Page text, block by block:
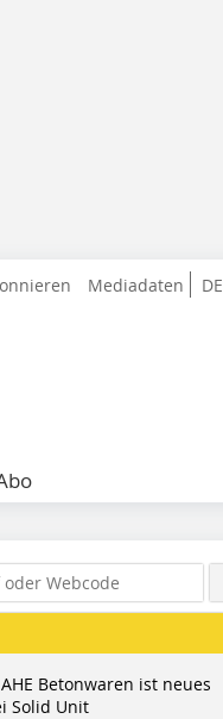
DE
Mediadaten
AHE Betonwaren ist neues
Solid Unit